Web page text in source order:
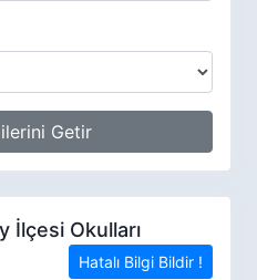
Getir
İlçesi Okulları
Hatalı Bilgi Bildir !